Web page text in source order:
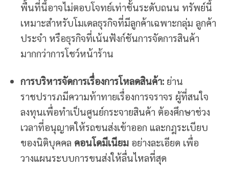
พื้นที่นี้อาจไม่ตอบโจทย์เท่าชั้นระดับถนน ทรัพย์นี้
เหมาะสำหรับโมเดลธุรกิจที่มีลูกค้าเฉพาะกลุ่ม ลูกค้า
ประจำ หรือธุรกิจที่เน้นฟังก์ชันการจัดการสินค้า
มากกว่าการโชว์หน้าร้าน
การบริหารจัดการเรื่องการโหลดสินค้า:ย่าน
ราชปรารภมีความท้าทายเรื่องการจราจร ผู้ที่สนใจ
ลงทุนเพื่อทำเป็นศูนย์กระจายสินค้า ต้องศึกษาช่วง
เวลาที่อนุญาตให้รถขนส่งเข้าออก และกฎระเบียบ
ของนิติบุคคล คอนโดมีเนียมอย่างละเอียด เพื่อ
วางแผนระบบการขนส่งให้ลื่นไหลที่สุด